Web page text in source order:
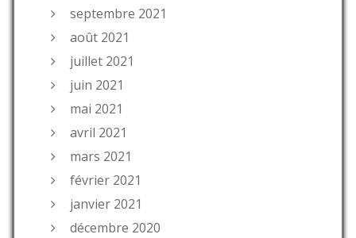
septembre 2021
août 2021
juillet 2021
juin 2021
mai 2021
avril 2021
mars 2021
février 2021
janvier 2021
décembre 2020